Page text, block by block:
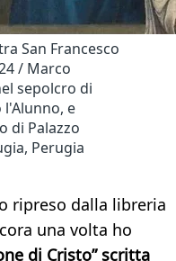
San Francesco
/ Marco
sepolcro di
e
di Palazzo
Perugia
ripreso dalla libreria
una volta ho
di Cristo” scritta